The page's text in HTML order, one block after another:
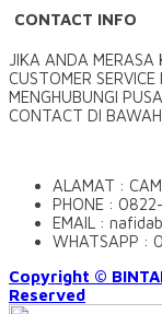
CONTACT INFO
JIKA ANDA MERASA
CUSTOMER
MENGHUBUNGI
CONTACT DI BAWAH
ALAMAT :
PHONE :
EMAIL :
WHATSAPP :
Copyright ©
Reserved